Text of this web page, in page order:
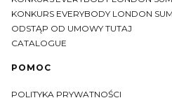
KONKURS EVERYBODY LONDON
ODSTĄP OD UMOWY TUTAJ
CATALOGUE
POMOC
POLITYKA PRYWATNOŚCI